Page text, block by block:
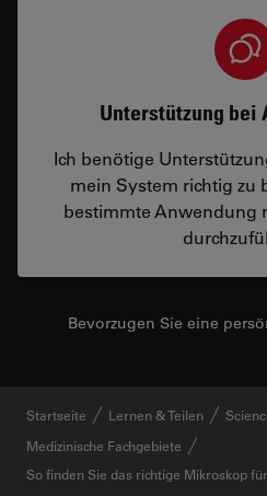
Unterstützung bei
Ich benötige
mein System richtig zu
bestimmte Anwendung
Bevorzugen Sie eine
Startseite Lernen & Teilen
Medizinische Fachgebiete
So finden Sie das richtige Mikroskop